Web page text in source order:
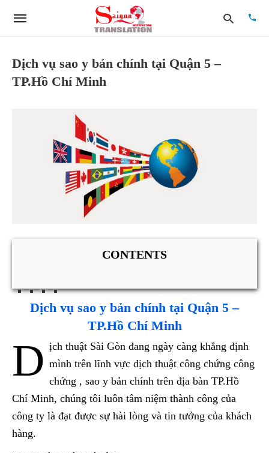
Dịch vụ sao y bản chính tại Quận 5 –
TP.Hồ Chí Minh
CONTENTS
Dịch vụ sao y bản chính tại Quận 5 –
TP.Hồ Chí Minh
D ịch thuật Sài Gòn đang ngày càng khẳng định
mình trên lĩnh vực dịch thuật công chứng công
chứng , sao y bản chính trên địa bàn TP.Hồ
Chí Minh, chúng tôi luôn tâm niệm thành công của
công ty là đạt được sự hài lòng và tin tưởng của khách
hàng.